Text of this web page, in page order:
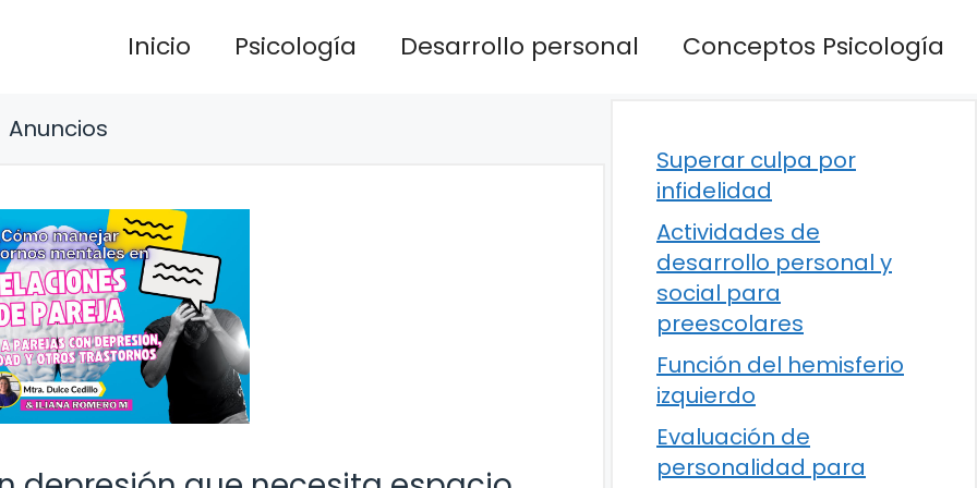
Inicio Psicología Desarrollo personal Conceptos Psicología
Anuncios
Superar culpa por
infidelidad
Actividades de
desarrollo personal y
social para
preescolares
Función del hemisferio
izquierdo
Evaluación de
personalidad para